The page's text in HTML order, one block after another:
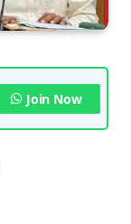
Join Now